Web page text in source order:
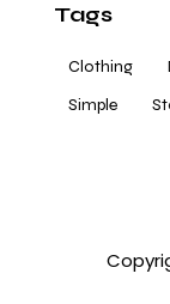
min
max
Tags
Clothing
Simple